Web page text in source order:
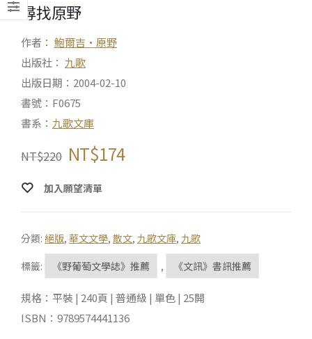
尋找原野
作者： 鮑爾吉‧原野
出版社： 九歌
出版日期：2004-02-10
書號：F0675
書系： 九歌文庫
NT$220 NT$174
加入願望清單
分類: 絕版, 華文文學, 散文, 九歌文庫, 九歌
標籤:
《野葡萄文學誌》推薦 , 《文訊》書訊推薦
規格：平裝 | 240頁 | 普通級 | 單色 | 25開
ISBN：9789574441136